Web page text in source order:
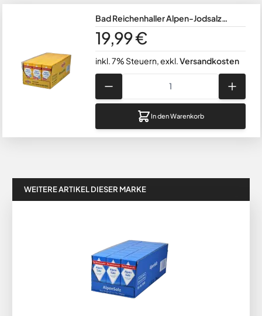
Bad Reichenhaller Alpen-Jodsalz
24x500g Paket
19,99 €
inkl. 7% Steuern,exkl.Versandkosten
Menge
In den Warenkorb
WEITERE ARTIKEL DIESER MARKE